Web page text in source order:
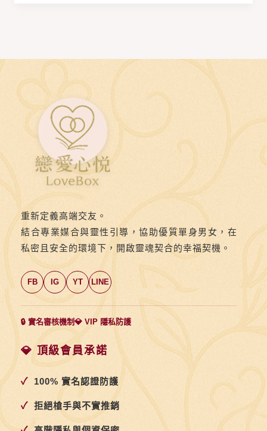
業
這
裡
收
最
祥
傳
賀
詞，
重新定義高端交友。
結合專業媒合與靈性引導，協助優質單身男女，在
私密且安全的環境下，開啟靈魂契合的幸福契機。
FB IG YT LINE
🔒 實名審核機制💎 VIP 隱私防護
💎 頂級會員承諾
✓ 100% 實名認證防護
✓ 拒絕槍手與不實推銷